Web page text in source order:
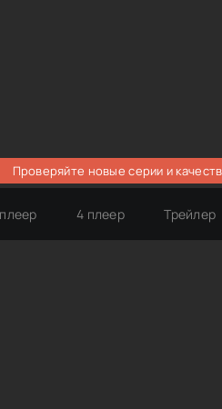
Проверяйте новые серии и
4 плеер Трейлер